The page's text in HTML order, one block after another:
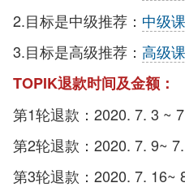
2.目标是中级推荐： 中级
3.目标是高级推荐： 高级
TOPIK退款时间及金额：
第1轮退款：2020. 7. 3 ~
第2轮退款：2020. 7. 9~ 7.
第3轮退款：2020. 7. 16~